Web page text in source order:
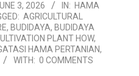
3, 2026 IN: HAMA
AGRICULTURAL
, BUDIDAYA, BUDIDAYA
PLANT HOW,
HAMA PERTANIAN,
WITH: 0 COMMENTS